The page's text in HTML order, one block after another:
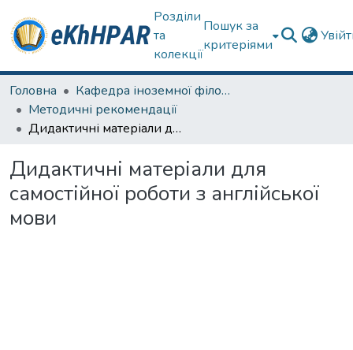
Розділи
та
колекції
Пошук за
критеріями
Головна
Кафедра іноземної філології
Методичні рекомендації
Дидактичні матеріали для самостійної роботи з англійської мови
Дидактичні матеріали для
самостійної роботи з англійської
мови